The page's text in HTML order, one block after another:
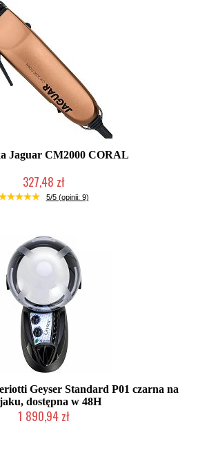
Jaguar CM2000 CORAL
327,48 zł
ilość (wysyłka w 24h)
5/5 (opinii: 9)
Geyser Standard P01 czarna na
dostępna w 48H
1 890,94 zł